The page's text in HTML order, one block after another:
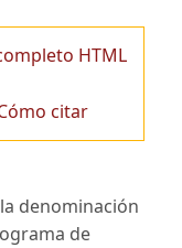
HTML
citar
denominación
de